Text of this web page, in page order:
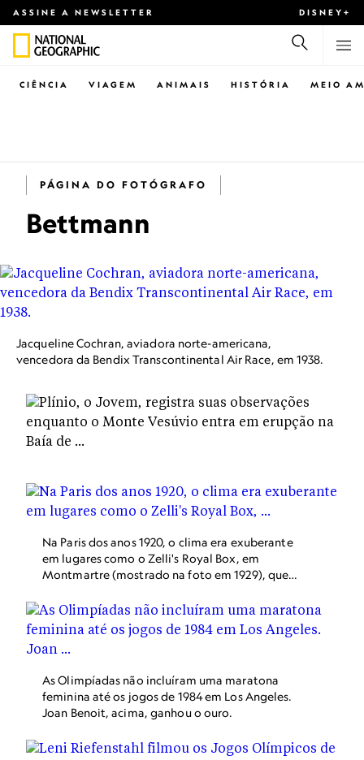
ASSINE A NEWSLETTER DISNEY+
CIÊNCIA VIAGEM ANIMAIS HISTÓRIA MEIO
PÁGINA DO FOTÓGRAFO
Bettmann
Jacqueline Cochran, aviadora norte-americana,
vencedora da Bendix Transcontinental Air Race, em 1938.
Na Paris dos anos 1920, o clima era exuberante
em lugares como o Zelli's Royal Box, em
Montmartre (mostrado na foto em 1929), que
tarde da noite e beber champanhe em garrafa.
As Olimpíadas não incluíram uma maratona
feminina até os jogos de 1984 em Los Angeles.
Joan Benoit, acima, ganhou o ouro.